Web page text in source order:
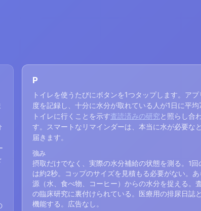
P
トイレを使うたびにボタンを1つタップします。アプ
度を記録し、十分に水分が取れている人が1日に平均
トイレに行くことを示す査読済みの研究と照らし合
す。スマートなリマインダーは、本当に水が必要な
届きます。
強み
摂取だけでなく、実際の水分補給の状態を測る。1回
は約2秒。コップのサイズを見積もる必要がない。あ
源（水、食べ物、コーヒー）からの水分を捉える。
の臨床研究に裏付けられている。医療用の排尿日誌
機能する。広告なし。